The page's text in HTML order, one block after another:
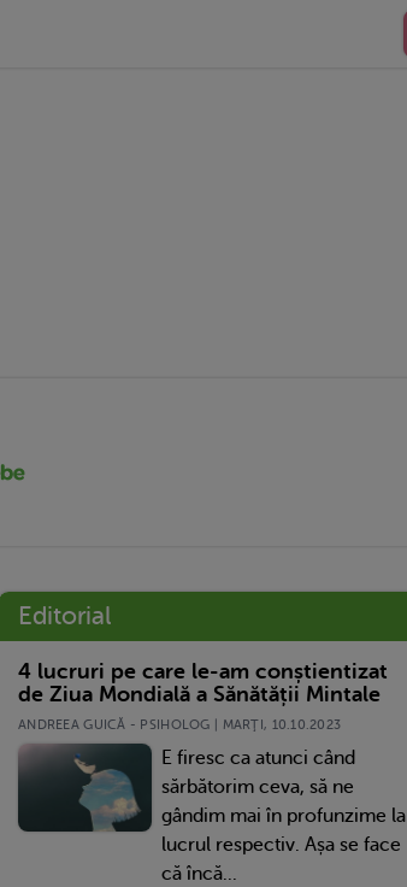
Editorial
4 lucruri pe care le-am conștientizat
de Ziua Mondială a Sănătății Mintale
ANDREEA GUICĂ - PSIHOLOG | MARŢI, 10.10.2023
E firesc ca atunci când
sărbătorim ceva, să ne
gândim mai în profunzime la
lucrul respectiv. Așa se face
că încă...